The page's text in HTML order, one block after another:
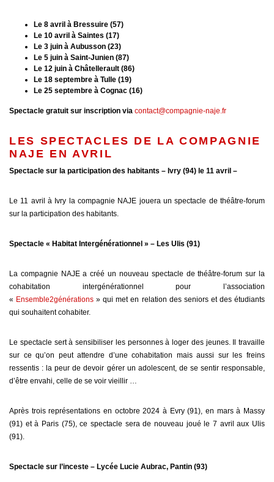
Le 8 avril à Bressuire (57)
Le 10 avril à Saintes (17)
Le 3 juin à Aubusson (23)
Le 5 juin à Saint-Junien (87)
Le 12 juin à Châtellerault (86)
Le 18 septembre à Tulle (19)
Le 25 septembre à Cognac (16)
Spectacle gratuit sur inscription via contact@compagnie-naje.fr
LES SPECTACLES DE LA COMPAGNIE
NAJE EN AVRIL
Spectacle sur la participation des habitants – Ivry (94) le 11 avril –
Le 11 avril à Ivry la compagnie NAJE jouera un spectacle de théâtre-forum
sur la participation des habitants.
Spectacle « Habitat Intergénérationnel » – Les Ulis (91)
La compagnie NAJE a créé un nouveau spectacle de théâtre-forum sur la
cohabitation intergénérationnel pour l’association
« Ensemble2générations » qui met en relation des seniors et des étudiants
qui souhaitent cohabiter.
Le spectacle sert à sensibiliser les personnes à loger des jeunes. Il travaille
sur ce qu’on peut attendre d’une cohabitation mais aussi sur les freins
ressentis : la peur de devoir gérer un adolescent, de se sentir responsable,
d’être envahi, celle de se voir vieillir …
Après trois représentations en octobre 2024 à Evry (91), en mars à Massy
(91) et à Paris (75), ce spectacle sera de nouveau joué le 7 avril aux Ulis
(91).
Spectacle sur l’inceste – Lycée Lucie Aubrac, Pantin (93)